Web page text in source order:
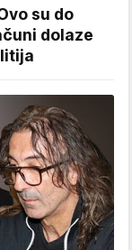
su do
dolaze